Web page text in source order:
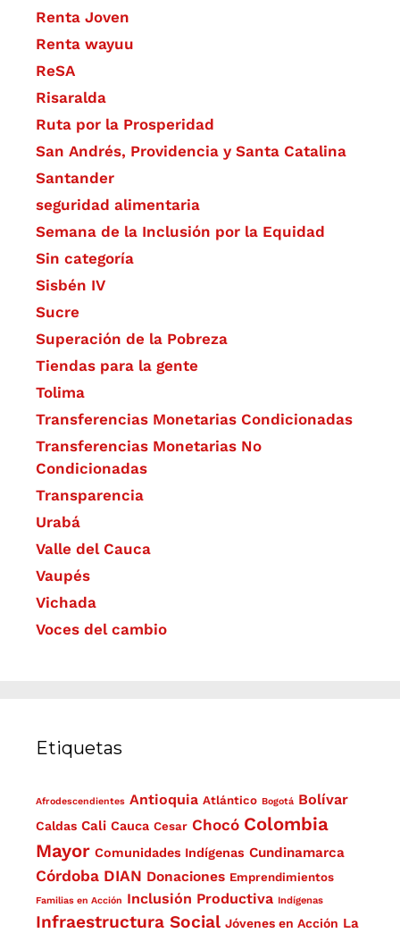
Renta Joven
Renta wayuu
ReSA
Risaralda
Ruta por la Prosperidad
San Andrés, Providencia y Santa Catalina
Santander
seguridad alimentaria
Semana de la Inclusión por la Equidad
Sin categoría
Sisbén IV
Sucre
Superación de la Pobreza
Tiendas para la gente
Tolima
Transferencias Monetarias Condicionadas
Transferencias Monetarias No
Condicionadas
Transparencia
Urabá
Valle del Cauca
Vaupés
Vichada
Voces del cambio
Etiquetas
Afrodescendientes Antioquia Atlántico Bogotá Bolívar
Caldas Cali Cauca Cesar Chocó Colombia
Mayor Comunidades Indígenas Cundinamarca
Córdoba DIAN Donaciones Emprendimientos
Familias en Acción Inclusión Productiva Indígenas
Infraestructura Social Jóvenes en Acción La